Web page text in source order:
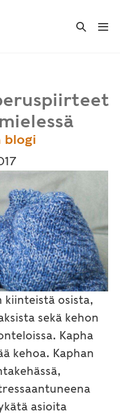
Search
blogi
kiinteistä osista,
sekä kehon
Kapha
kehoa. Kaphan
asioita